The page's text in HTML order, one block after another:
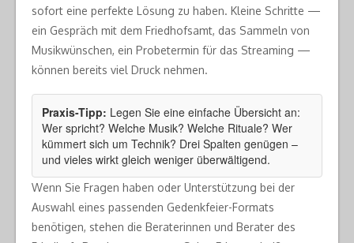
sofort eine perfekte Lösung zu haben. Kleine Schritte —
ein Gespräch mit dem Friedhofsamt, das Sammeln von
Musikwünschen, ein Probetermin für das Streaming —
können bereits viel Druck nehmen.
Praxis-Tipp: Legen Sie eine einfache Übersicht an:
Wer spricht? Welche Musik? Welche Rituale? Wer
kümmert sich um Technik? Drei Spalten genügen –
und vieles wirkt gleich weniger überwältigend.
Wenn Sie Fragen haben oder Unterstützung bei der
Auswahl eines passenden Gedenkfeier-Formats
benötigen, stehen die Beraterinnen und Berater des